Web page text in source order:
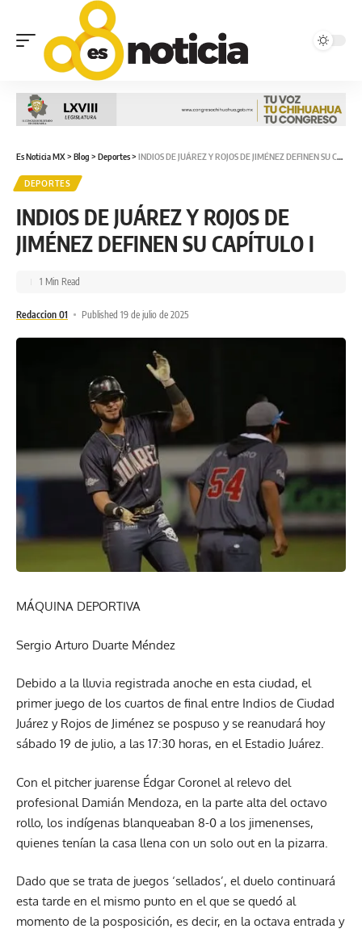
Es Noticia MX> Blog > Deportes> INDIOS DE JUÁREZ Y ROJOS DE JIMÉNEZ DEFINEN SU CAPÍTULO I
DEPORTES
INDIOS DE JUÁREZ Y ROJOS DE
JIMÉNEZ DEFINEN SU CAPÍTULO I
Redaccion 01 Published 19 de julio de 2025
1 Min Read
MÁQUINA DEPORTIVA
Sergio Arturo Duarte Méndez
Debido a la lluvia registrada anoche en esta ciudad, el
primer juego de los cuartos de final entre Indios de Ciudad
Juárez y Rojos de Jiménez se pospuso y se reanudará hoy
sábado 19 de julio, a las 17:30 horas, en el Estadio Juárez.
Con el pitcher juarense Édgar Coronel al relevo del
profesional Damián Mendoza, en la parte alta del octavo
rollo, los indígenas blanqueaban 8-0 a los jimenenses,
quienes tenían la casa llena con un solo out en la pizarra.
Dado que se trata de juegos ‘sellados’, el duelo continuará
esta tarde en el mismo punto en el que se quedó al
momento de la posposición, es decir, en la octava entrada y